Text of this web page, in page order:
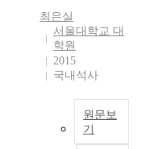
최은실
서울대학교 대
학원
2015
국내석사
원문보
기